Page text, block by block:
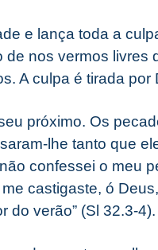
e lança toda a
de nos vermos livres
A culpa é tirada
próximo. Os
lhe tanto que
confessei o meu
castigaste, ó
do verão” (Sl 32.3-4).